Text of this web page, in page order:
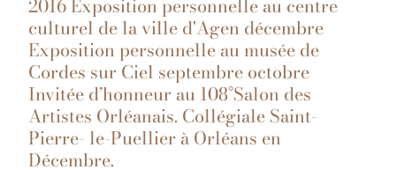
culturel de la ville d'Agen décembre
Exposition personnelle au musée de
Cordes sur Ciel septembre octobre
Invitée d’honneur au 108°Salon des
Artistes Orléanais. Collégiale Saint-
Pierre- le-Puellier à Orléans en
Décembre.